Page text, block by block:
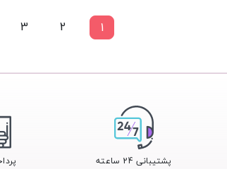
1
2
3
پشتیبانی 24 ساعته